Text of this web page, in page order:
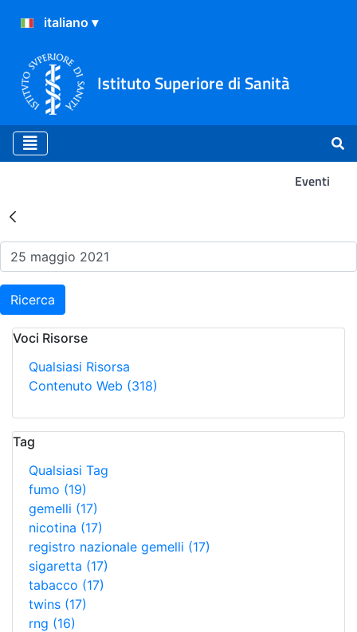
Istituto Superiore di Sanità
Eventi
Risultati della Ricerca -
Ricerca
Voci Risorse
Qualsiasi Risorsa
Contenuto Web (318)
Tag
Qualsiasi Tag
fumo (19)
gemelli (17)
nicotina (17)
registro nazionale gemelli (17)
sigaretta (17)
tabacco (17)
twins (17)
rng (16)